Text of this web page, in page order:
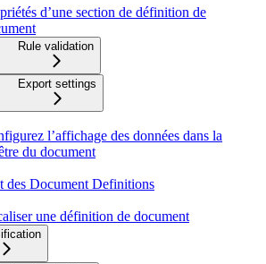
d’une section de définition de
Rule validation
Export settings
l’affichage des données dans la
du document
des Document Definitions
une définition de document